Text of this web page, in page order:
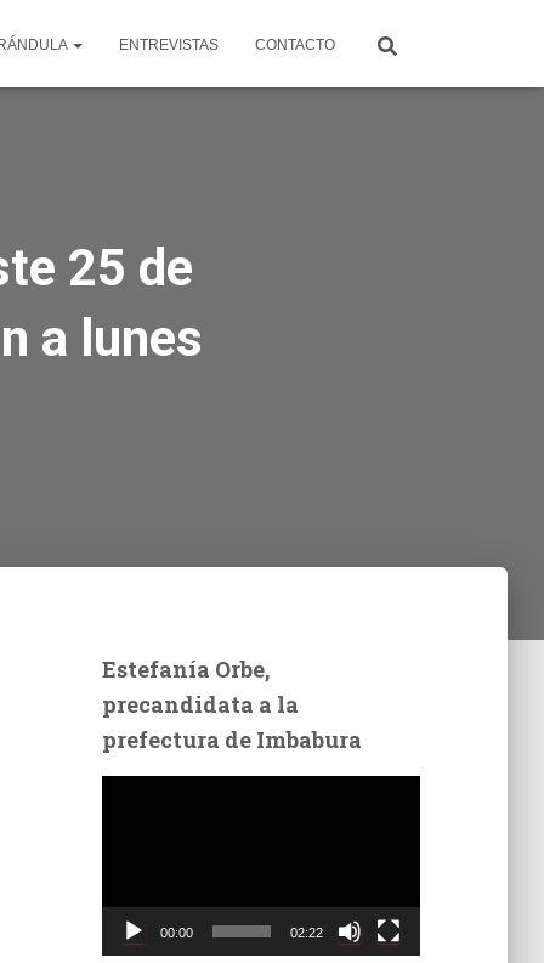
ENTREVISTAS CONTACTO
25 de
a lunes
Estefanía Orbe,
precandidata a la
prefectura de Imbabura
00:00 02:22